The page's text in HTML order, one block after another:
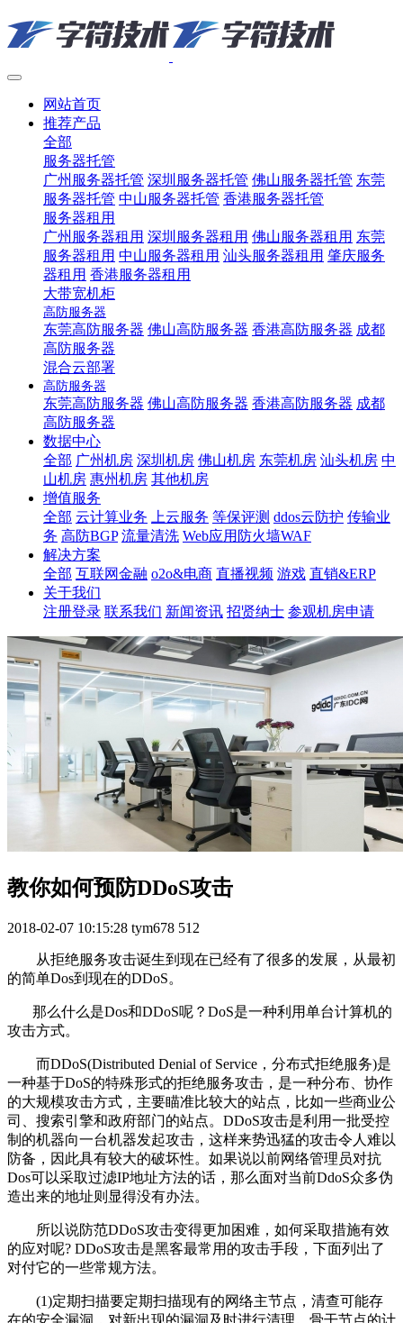
网站首页
推荐产品
全部
服务器托管
广州服务器托管 深圳服务器托管 佛山服务器托管 东莞
服务器托管 中山服务器托管 香港服务器托管
服务器租用
广州服务器租用 深圳服务器租用 佛山服务器租用 东莞
服务器租用 中山服务器租用 汕头服务器租用 肇庆服务
器租用 香港服务器租用
大带宽机柜
高防服务器
东莞高防服务器 佛山高防服务器 香港高防服务器 成都
高防服务器
混合云部署
高防服务器
东莞高防服务器 佛山高防服务器 香港高防服务器 成都
高防服务器
数据中心
全部 广州机房 深圳机房 佛山机房 东莞机房 汕头机房 中
山机房 惠州机房 其他机房
增值服务
全部 云计算业务 上云服务 等保评测 ddos云防护 传输业
务 高防BGP 流量清洗 Web应用防火墙WAF
解决方案
全部 互联网金融 o2o&电商 直播视频 游戏 直销&ERP
关于我们
注册登录 联系我们 新闻资讯 招贤纳士 参观机房申请
教你如何预防DDoS攻击
2018-02-07 10:15:28 tym678 512
从拒绝服务攻击诞生到现在已经有了很多的发展，从最初
的简单Dos到现在的DDoS。
那么什么是Dos和DDoS呢？DoS是一种利用单台计算机的
攻击方式。
而DDoS(Distributed Denial of Service，分布式拒绝服务)是
一种基于DoS的特殊形式的拒绝服务攻击，是一种分布、协作
的大规模攻击方式，主要瞄准比较大的站点，比如一些商业公
司、搜索引擎和政府部门的站点。DDoS攻击是利用一批受控
制的机器向一台机器发起攻击，这样来势迅猛的攻击令人难以
防备，因此具有较大的破坏性。如果说以前网络管理员对抗
Dos可以采取过滤IP地址方法的话，那么面对当前DdoS众多伪
造出来的地址则显得没有办法。
所以说防范DDoS攻击变得更加困难，如何采取措施有效
的应对呢? DDoS攻击是黑客最常用的攻击手段，下面列出了
对付它的一些常规方法。
(1)定期扫描要定期扫描现有的网络主节点，清查可能存
在的安全漏洞，对新出现的漏洞及时进行清理。骨干节点的计